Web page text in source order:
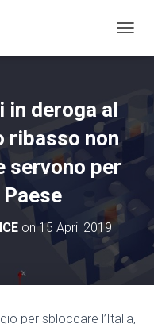
in deroga al
ribasso non
servono per
on15 April 2019
per sbloccare l’Italia,